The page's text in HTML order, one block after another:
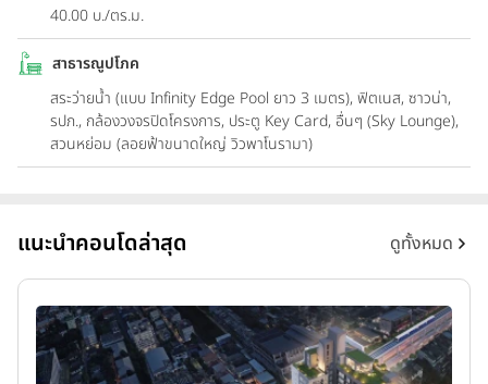
40.00 บ./ตร.ม.
สาธารณูปโภค
สระว่ายน้ำ (แบบ Infinity Edge Pool ยาว 3 เมตร), ฟิตเนส, ซาวน่า,
รปภ., กล้องวงจรปิดโครงการ, ประตู Key Card, อื่นๆ (Sky Lounge),
สวนหย่อม (ลอยฟ้าขนาดใหญ่ วิวพาโนรามา)
แนะนำคอนโดล่าสุด ดูทั้งหมด